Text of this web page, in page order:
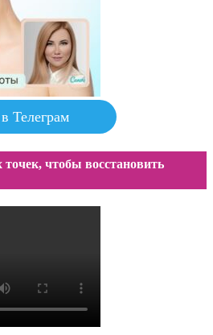
Телеграм
чтобы восстановить